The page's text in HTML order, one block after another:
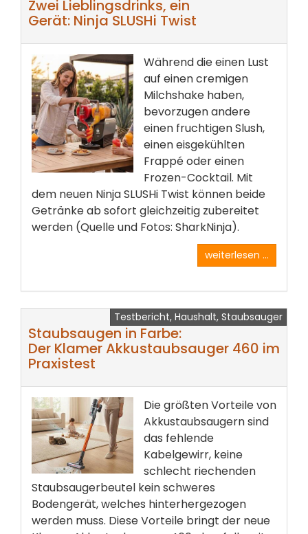
Zwei Lieblingsdrinks, ein
Gerät: Ninja SLUSHi Twist
Während die einen Lust
auf einen cremigen
Milchshake haben,
bevorzugen andere
einen fruchtigen Slush,
einen eisgekühlten
Frappé oder einen
Frozen-Cocktail. Mit
dem neuen Ninja SLUSHi Twist können beide
Getränke ab sofort gleichzeitig zubereitet
werden (Quelle und Fotos: SharkNinja).
weiterlesen ...
Testbericht, Haushalt, Staubsauger
Staubsaugen in Farbe:
Der Klamer Akkustaubsauger 460 im
Praxistest
Die größten Vorteile von
Akkustaubsaugern sind
das fehlende
Kabelgewirr, keine
schlecht riechenden
Staubsaugerbeutel kein schweres
Bodengerät, welches hinterhergezogen
werden muss. Diese Vorteile bringt der neue